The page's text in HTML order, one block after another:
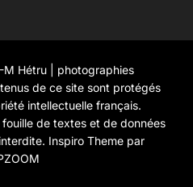
Hétru | photographies
de ce site sont protégés
intellectuelle français.
de textes et de données
Inspiro Themepar